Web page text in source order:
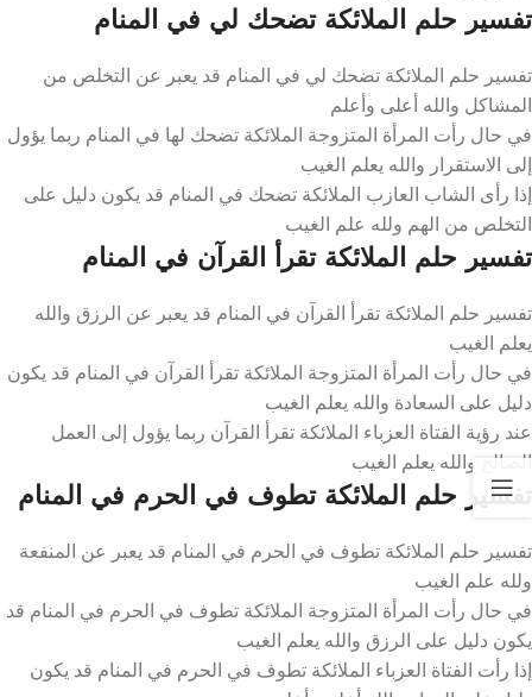
تفسير حلم الملائكة تضحك لي في المنام
تفسير حلم الملائكة تضحك لي في المنام قد يعبر عن التخلص من
المشاكل والله أعلى وأعلم
في حال رأت المرأة المتزوجة الملائكة تضحك لها في المنام ربما يؤول
إلى الاستقرار والله يعلم الغيب
إذا رأى الشاب العازب الملائكة تضحك في المنام قد يكون دليل على
التخلص من الهم ولله علم الغيب
تفسير حلم الملائكة تقرأ القرآن في المنام
تفسير حلم الملائكة تقرأ القرآن في المنام قد يعبر عن الرزق والله
يعلم الغيب
في حال رأت المرأة المتزوجة الملائكة تقرأ القرآن في المنام قد يكون
دليل على السعادة والله يعلم الغيب
عند رؤية الفتاة العزباء الملائكة تقرأ القرآن ربما يؤول إلى العمل
الصالح والله يعلم الغيب
تفسير حلم الملائكة تطوف في الحرم في المنام
تفسير حلم الملائكة تطوف في الحرم في المنام قد يعبر عن المنفعة
ولله علم الغيب
في حال رأت المرأة المتزوجة الملائكة تطوف في الحرم في المنام قد
يكون دليل على الرزق والله يعلم الغيب
إذا رأت الفتاة العزباء الملائكة تطوف في الحرم في المنام قد يكون